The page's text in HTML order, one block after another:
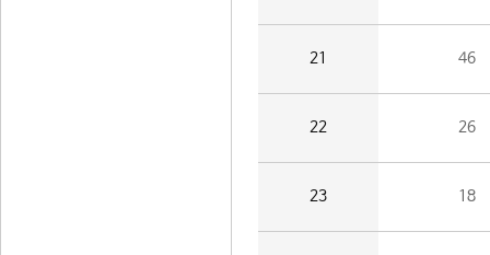
21 46
22 26
23 18